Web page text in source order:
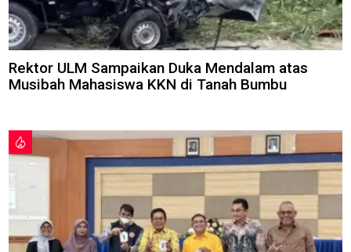
Rektor ULM Sampaikan Duka Mendalam atas
Musibah Mahasiswa KKN di Tanah Bumbu